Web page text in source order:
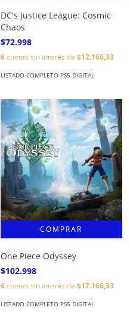
DC's Justice League: Cosmic
Chaos
$72.998
6cuotas sin interés de $12.166,33
LISTADO COMPLETO PS5 DIGITAL
One Piece Odyssey
$102.998
6cuotas sin interés de $17.166,33
LISTADO COMPLETO PS5 DIGITAL